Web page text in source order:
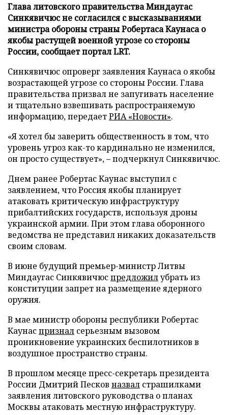
Глава литовского правительства Миндаугас
Синкявичюс не согласился с высказываниями
министра обороны страны Робертаса Каунаса о
якобы растущей военной угрозе со стороны
России, сообщает портал LRT.
Синкявичюс опроверг заявления Каунаса о якобы
возрастающей угрозе со стороны России. Глава
правительства призвал не запугивать население
и тщательно взвешивать распространяемую
информацию, передаетРИА «Новости».
«Я хотел бы заверить общественность в том, что
уровень угроз как-то кардинально не изменился,
он просто существует», – подчеркнул Синкявичюс.
Днем ранее Робертас Каунас выступил с
заявлением, что Россия якобы планирует
атаковать критическую инфраструктуру
прибалтийских государств, используя дроны
украинской армии. При этом глава оборонного
ведомства не представил никаких доказательств
своим словам.
В июне будущий премьер-министр Литвы
Миндаугас Синкявичюспредложилубрать из
конституции запрет на размещение ядерного
оружия.
В мае министр обороны республики Робертас
Каунаспризнал серьезным вызовом
проникновение украинских беспилотников в
воздушное пространство страны.
В прошлом месяце пресс-секретарь президента
России Дмитрий Песков назвал страшилками
заявления литовского руководства о планах
Москвы атаковать местную инфраструктуру.